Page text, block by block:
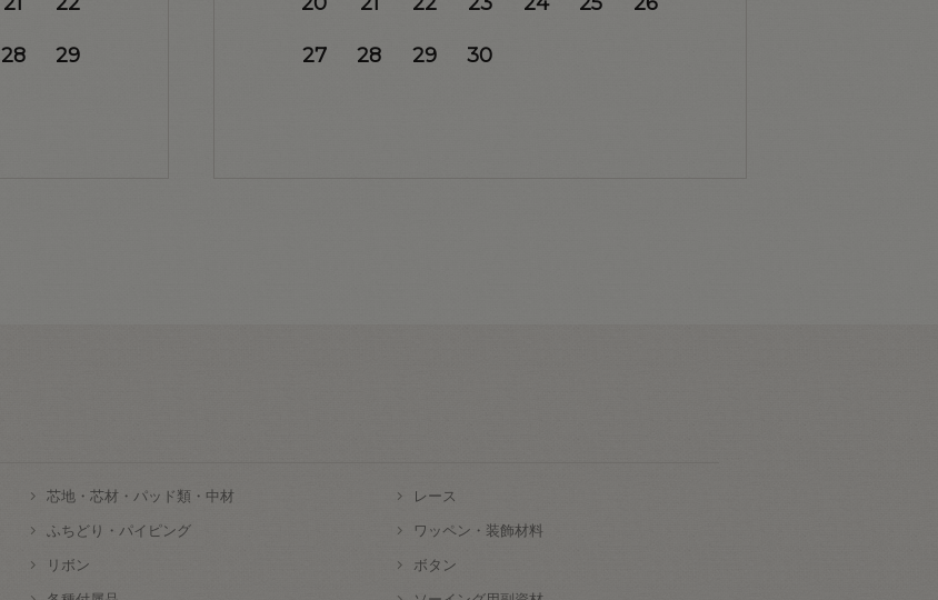
28 29 27 28 29 30
芯地・芯材・パッド類・中材 レース
ふちどり・パイピング ワッペン・装飾材料
リボン ボタン